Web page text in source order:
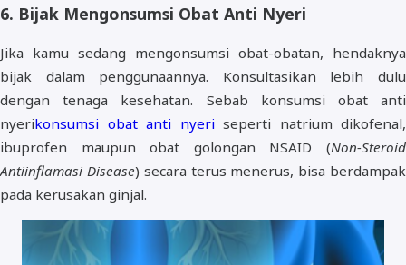
6. Bijak Mengonsumsi Obat Anti Nyeri
Jika kamu sedang mengonsumsi obat-obatan, hendaknya
bijak dalam penggunaannya. Konsultasikan lebih dulu
dengan tenaga kesehatan. Sebab konsumsi obat anti
nyerikonsumsi obat anti nyeriseperti natrium dikofenal,
ibuprofen maupun obat golongan NSAID (Non-Steroid
Antiinflamasi Disease) secara terus menerus, bisa berdampak
pada kerusakan ginjal.